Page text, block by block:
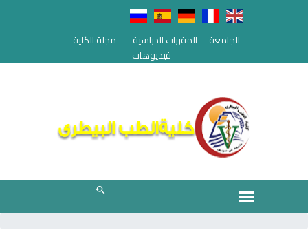
الجامعة المقررات الدراسية
مجلة الكلية
فيديوهات